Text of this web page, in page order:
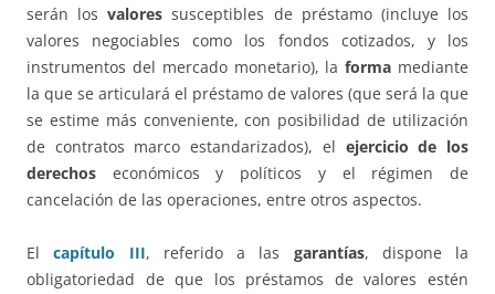
serán losvalores susceptibles de préstamo (incluye los
valores negociables como los fondos cotizados, y los
instrumentos del mercado monetario), laforma mediante
la que se articulará el préstamo de valores (que será la que
se estime más conveniente, con posibilidad de utilización
de contratos marco estandarizados), el ejercicio de los
derechos económicos y políticos y el régimen de
cancelación de las operaciones, entre otros aspectos.
Elcapítulo III, referido a las garantías, dispone la
obligatoriedad de que los préstamos de valores estén